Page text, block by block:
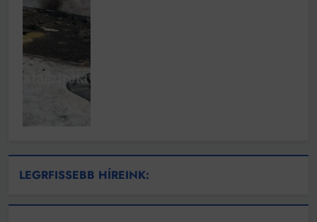
LEGRFISSEBB HÍREINK: